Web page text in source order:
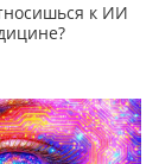
к ИИ